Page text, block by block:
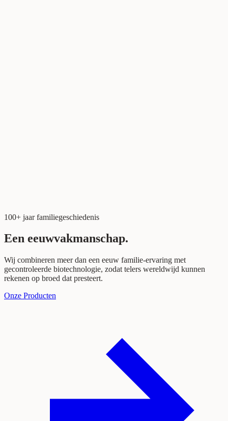
100+ jaar familiegeschiedenis
Een eeuwvakmanschap.
Wij combineren meer dan een eeuw familie-ervaring met
gecontroleerde biotechnologie, zodat telers wereldwijd kunnen
rekenen op broed dat presteert.
Onze Producten